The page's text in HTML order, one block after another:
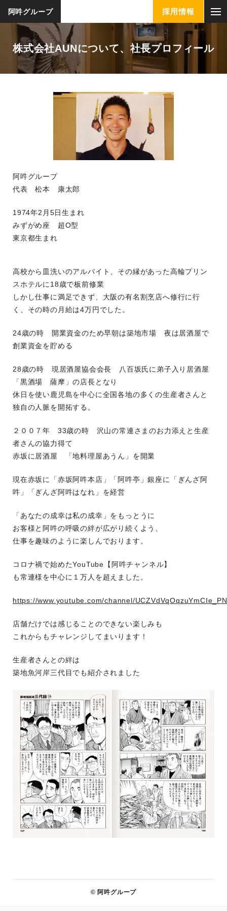
阿吽グループ 採用情報
株式会社AUNについて、社長プロフィール
阿吽グループ
代表 松本 康太郎
1974年2月5日生まれ
みずがめ座 超O型
東京都生まれ
高校から皿洗いのアルバイト、その縁があった高輪プリン
スホテルに18歳で板前修業
しかし仕事に満足できず、大阪の有名割烹店へ修行に行
く、その時の月給は4万円でした。
24歳の時 開業資金のため早朝は築地市場 夜は居酒屋で
創業資金を貯める
28歳の時 現居酒屋協会会長 八百坂氏に弟子入り居酒屋
「黒酒場 薩摩」の店長となり
休日を使い鹿児島を中心に全国各地の多くの生産者さんと
独自の人脈を開拓する。
２００７年 33歳の時 沢山の常連さまのお力添えと生産
者さんの協力得て
赤坂に居酒屋 「地料理屋あうん」を開業
現在赤坂に「赤坂阿吽本店」「阿吽亭」銀座に「ぎんざ阿
吽」「ぎんざ阿吽はなれ」を経営
「あなたの成幸は私の成幸」をもっとうに
お客様と阿吽の呼吸の絆が広がり続くよう、
仕事を趣味のように楽しんでおります。
コロナ禍で始めたYouTube【阿吽チャンネル】
も常連様を中心に１万人を超えました。
https://www.youtube.com/channel/
店舗だけでは感じることのできない楽しみも
これからもチャレンジしてまいります！
生産者さんとの絆は
築地魚河岸三代目でも紹介されました
© 阿吽グループ